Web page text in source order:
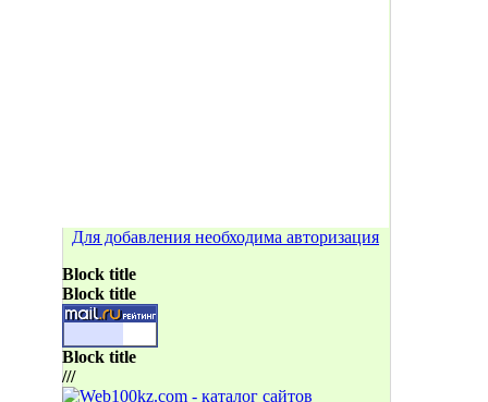
Для добавления необходима авторизация
Block title
Block title
Block title
///